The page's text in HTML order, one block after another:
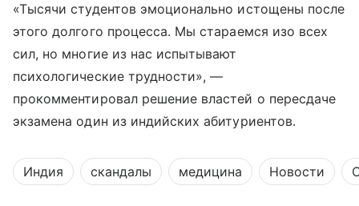
«Тысячи студентов эмоционально истощены после
этого долгого процесса. Мы стараемся изо всех
сил, но многие из нас испытывают
психологические трудности», —
прокомментировал решение властей о пересдаче
экзамена один из индийских абитуриентов.
Индия скандалы медицина Новости